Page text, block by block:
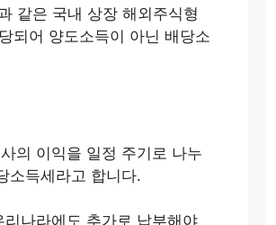
같은 국내 상장 해외주식형
되어 양도소득이 아닌 배당소
의 이익을 일정 주기로 나누
소득세라고 합니다.
나라에도 추가로 납부해야